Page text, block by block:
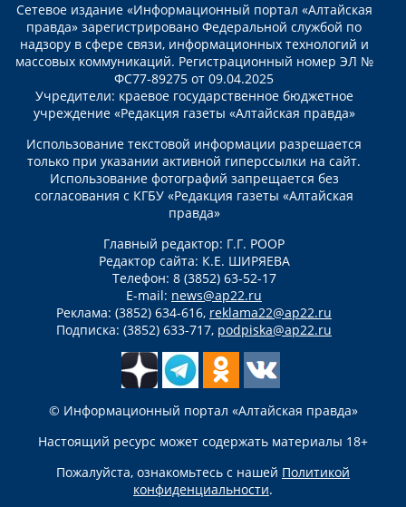
Сетевое издание «Информационный портал «Алтайская
правда» зарегистрировано Федеральной службой по
надзору в сфере связи, информационных технологий и
массовых коммуникаций. Регистрационный номер ЭЛ №
ФС77-89275 от 09.04.2025
Учредители: краевое государственное бюджетное
учреждение «Редакция газеты «Алтайская правда»
Использование текстовой информации разрешается
только при указании активной гиперссылки на сайт.
Использование фотографий запрещается без
согласования с КГБУ «Редакция газеты «Алтайская
правда»
Главный редактор: Г.Г. РООР
Редактор сайта: К.Е. ШИРЯЕВА
Телефон: 8 (3852) 63-52-17
E-mail: news@ap22.ru
Реклама: (3852) 634-616, reklama22@ap22.ru
Подписка: (3852) 633-717, podpiska@ap22.ru
© Информационный портал «Алтайская правда»
Настоящий ресурс может содержать материалы 18+
Пожалуйста, ознакомьтесь с нашей Политикой
конфиденциальности.